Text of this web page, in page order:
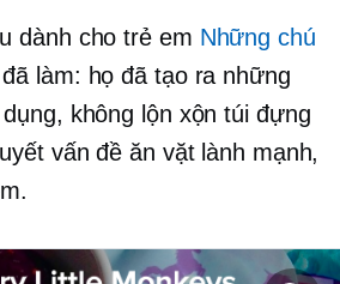
dành cho trẻ em Những chú
đã làm: họ đã tạo ra những
không lộn xộn túi đựng
vấn đề ăn vặt lành mạnh,